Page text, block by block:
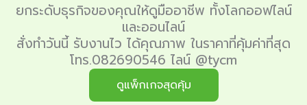
ยกระดับธุรกิจของคุณให้ดูมืออาชีพ ทั้งโลกออฟไลน์
และออนไลน์
สั่งทำวันนี้ รับงานไว ได้คุณภาพ ในราคาที่คุ้มค่าที่สุด
โทร.082690546 ไลน์ @tycm
ดูแพ็กเกจสุดคุ้ม